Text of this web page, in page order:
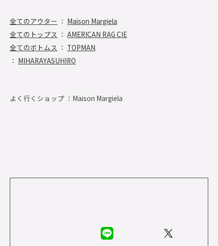
全てのアウター ： Maison Margiela
全てのトップス ： AMERICAN RAG CIE
全てのボトムス ： TOPMAN
： MIHARAYASUHIRO
よく行くショップ ： Maison Margiela